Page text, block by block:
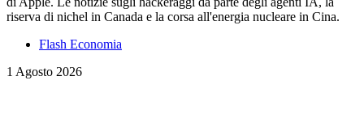
riserva di nichel in Canada e la corsa all'energia nucleare in Cina.
Flash Economia
1 Agosto 2026